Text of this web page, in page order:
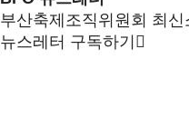
부산축제조직위원회 최
뉴스레터 구독하기